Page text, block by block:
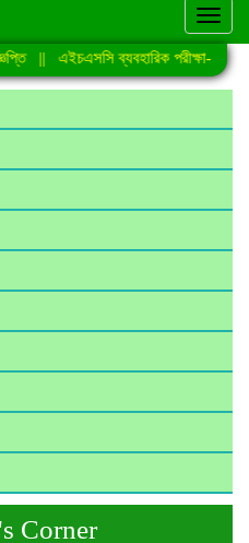
|| এইচএসসি ব্যবহারিক পরীক্ষা-2026
Corner